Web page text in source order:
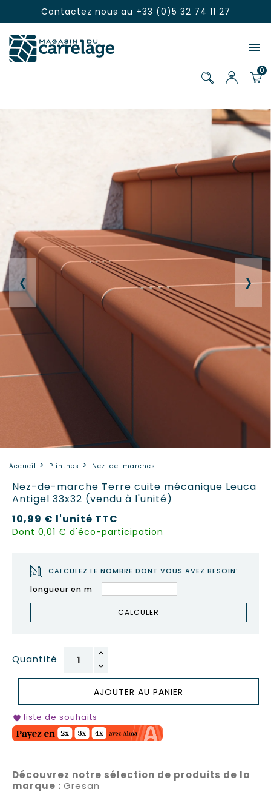
Contactez nous au +33 (0)5 32 74 11 27

0
‹ ›
Accueil Plinthes Nez-de-marches
Nez-de-marche Terre cuite mécanique Leuca
Antigel 33x32 (vendu à l'unité)
10,99 € l'unité TTC
Dont 0,01 € d'éco-participation
CALCULEZ LE NOMBRE DONT VOUS AVEZ BESOIN:
longueur en m
CALCULER
Quantité
AJOUTER AU PANIER
favorite liste de souhaits
Découvrez notre sélection de produits de la
marque : Gresan